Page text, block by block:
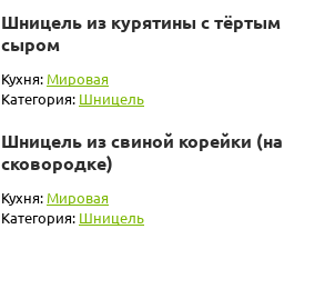
Шницель из курятины с тёртым
сыром
Кухня: Мировая
Категория: Шницель
Шницель из свиной корейки (на
сковородке)
Кухня: Мировая
Категория: Шницель